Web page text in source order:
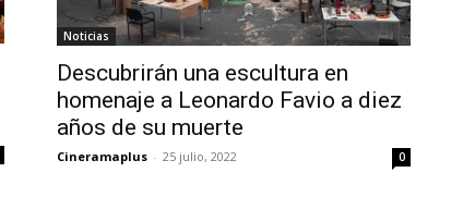
Noticias
Descubrirán una escultura en
homenaje a Leonardo Favio a diez
años de su muerte
Cineramaplus - 25 julio, 2022 0